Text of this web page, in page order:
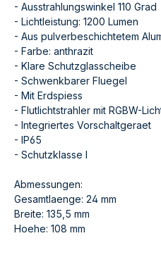
- Ausstrahlungswinkel 110 Grad
- Lichtleistung: 1200 Lumen
- Aus pulverbeschichtetem
- Farbe: anthrazit
- Klare Schutzglasscheibe
- Schwenkbarer Fluegel
- Mit Erdspiess
- Flutlichtstrahler mit RGBW-
- Integriertes Vorschaltgeraet
- IP65
- Schutzklasse I
Abmessungen:
Gesamtlaenge: 24 mm
Breite: 135,5 mm
Hoehe: 108 mm